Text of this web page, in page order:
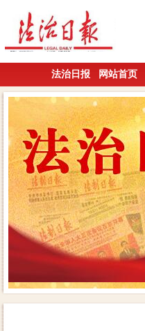
法治日报 网站首页